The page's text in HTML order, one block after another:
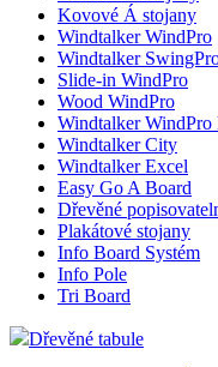
Kovové Á stojany
Windtalker WindPro
Windtalker
Slide-in WindPro
Wood WindPro
Windtalker
Windtalker City
Windtalker Excel
Easy Go A Board
Dřevěné
Plakátové stojany
Info Board Systém
Info Pole
Tri Board
Dřevěné tabule